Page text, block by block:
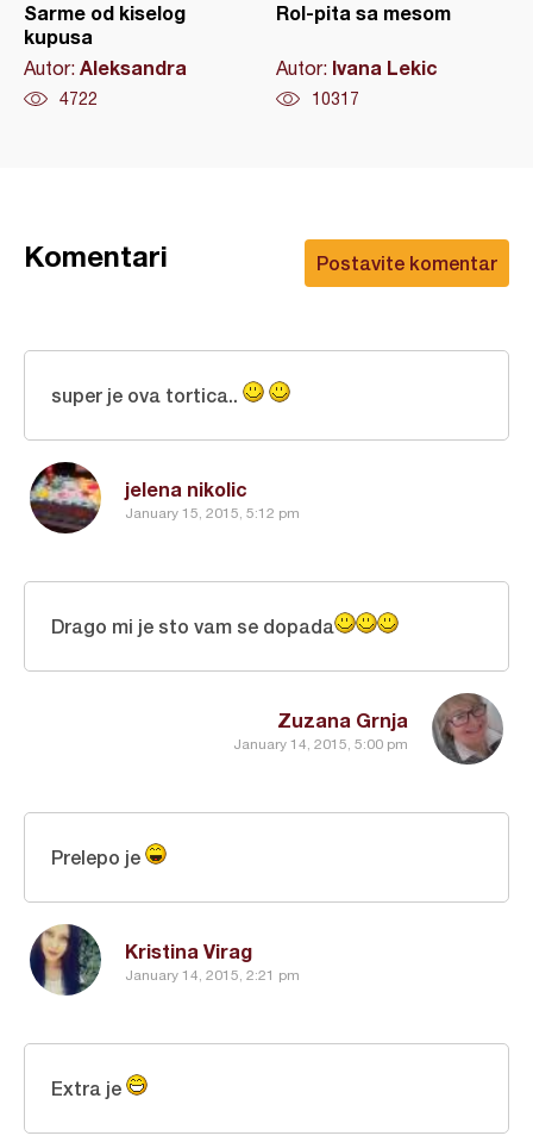
Sarme od kiselog
kupusa
Autor: Aleksandra
4722
Rol-pita sa mesom
Autor: Ivana Lekic
10317
Postavite komentar
Komentari
jelena nikolic
January 15, 2015, 5:12 pm
super je ova tortica..
Zuzana Grnja
January 14, 2015, 5:00 pm
Drago mi je sto vam se dopada
Kristina Virag
January 14, 2015, 2:21 pm
Prelepo je
Extra je